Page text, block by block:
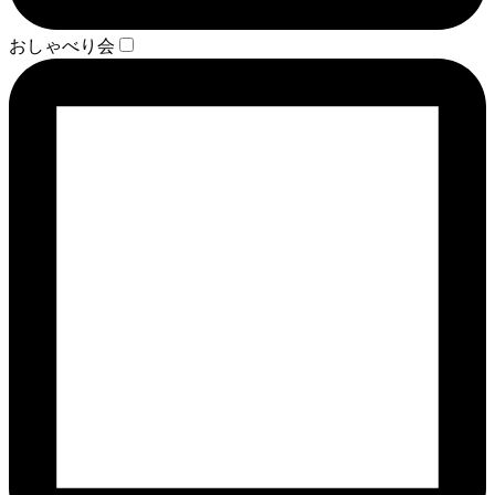
おしゃべり会